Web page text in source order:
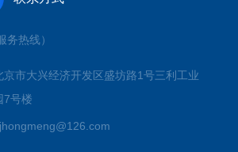
务热线）
京市大兴经济开发区盛坊路1号三利工业
7号楼